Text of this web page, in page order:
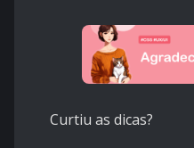
Curtiu as dicas?